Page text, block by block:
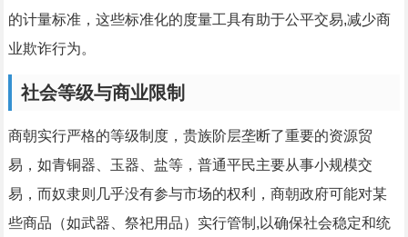
的计量标准，这些标准化的度量工具有助于公平交易,减少商
业欺诈行为。
社会等级与商业限制
商朝实行严格的等级制度，贵族阶层垄断了重要的资源贸
易，如青铜器、玉器、盐等，普通平民主要从事小规模交
易，而奴隶则几乎没有参与市场的权利，商朝政府可能对某
些商品（如武器、祭祀用品）实行管制,以确保社会稳定和统